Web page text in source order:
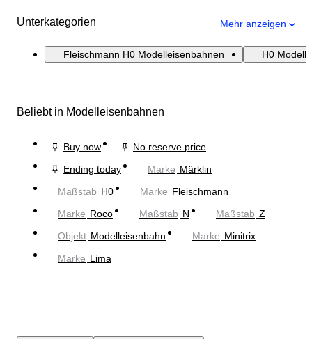
Unterkategorien Mehr anzeigen
Fleischmann H0 Modelleisenbahnen H0
Beliebt in Modelleisenbahnen
Buy now
No reserve price
Ending today
Marke Märklin
Maßstab H0 Marke Fleischmann
Marke Roco Maßstab N Maßstab Z
Objekt Modelleisenbahn Marke Minitrix
Marke Lima